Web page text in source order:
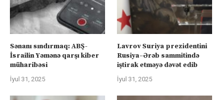
Sənanı sındırmaq: ABŞ-
İsrailin Yəmənə qarşı kiber
müharibəsi
İyul 31, 2025
Lavrov Suriya prezidentini
Rusiya–Ərəb sammitində
iştirak etməyə dəvət edib
İyul 31, 2025